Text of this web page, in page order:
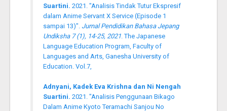
Suartini. 2021. "Analisis Tindak Tutur Ekspresif
dalam Anime Servant X Service (Episode 1
sampai 13)". Jurnal Pendidikan Bahasa Jepang
Undiksha 7 (1), 14-25, 2021. The Japanese
Language Education Program, Faculty of
Languages and Arts, Ganesha University of
Education. Vol.7,
Adnyani, Kadek Eva Krishna dan Ni Nengah
Suartini. 2021. "Analisis Penggunaan Bikago
Dalam Anime Kyoto Teramachi Sanjou No